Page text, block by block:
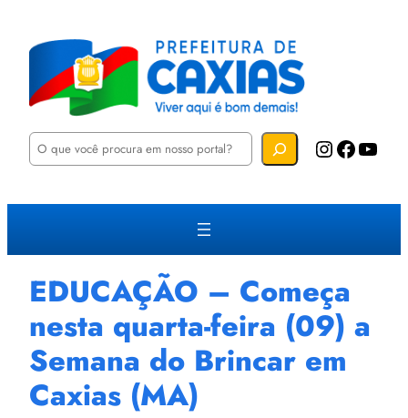
P
u
a
Instagram Facebook YouTube
EDUCAÇÃO – Começa
nesta quarta-feira (09) a
Semana do Brincar em
Caxias (MA)